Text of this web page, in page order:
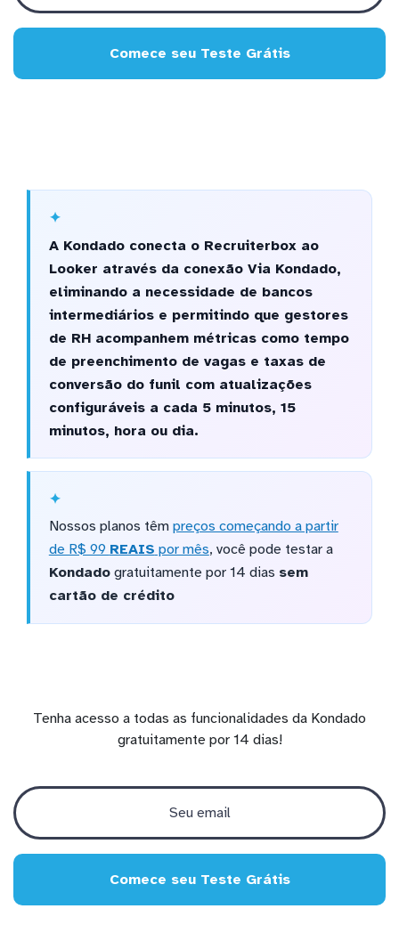
Comece seu Teste Grátis
A Kondado conecta o Recruiterbox ao
Looker através da conexão Via Kondado,
eliminando a necessidade de bancos
intermediários e permitindo que gestores
de RH acompanhem métricas como tempo
de preenchimento de vagas e taxas de
conversão do funil com atualizações
configuráveis a cada 5 minutos, 15
minutos, hora ou dia.
Nossos planos têm preços começando a partir
de R$ 99 REAIS por mês, você pode testar a
Kondadogratuitamente por 14 dias sem
cartão de crédito
Tenha acesso a todas as funcionalidades da Kondado
gratuitamente por 14 dias!
Comece seu Teste Grátis